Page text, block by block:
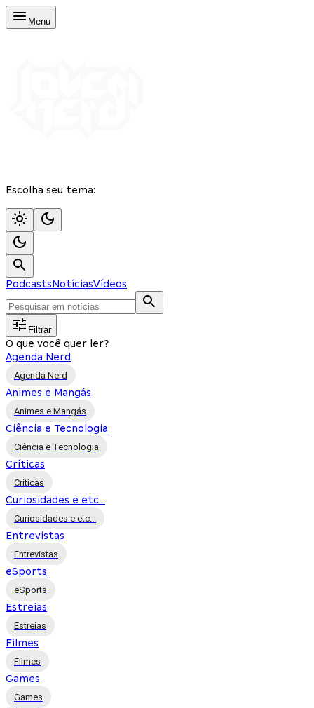
Menu
Escolha seu tema:
PodcastsNotíciasVídeos
Filtrar
O que você quer ler?
Agenda Nerd
Agenda Nerd
Animes e Mangás
Animes e Mangás
Ciência e Tecnologia
Ciência e Tecnologia
Críticas
Críticas
Curiosidades e etc...
Curiosidades e etc...
Entrevistas
Entrevistas
eSports
eSports
Estreias
Estreias
Filmes
Filmes
Games
Games